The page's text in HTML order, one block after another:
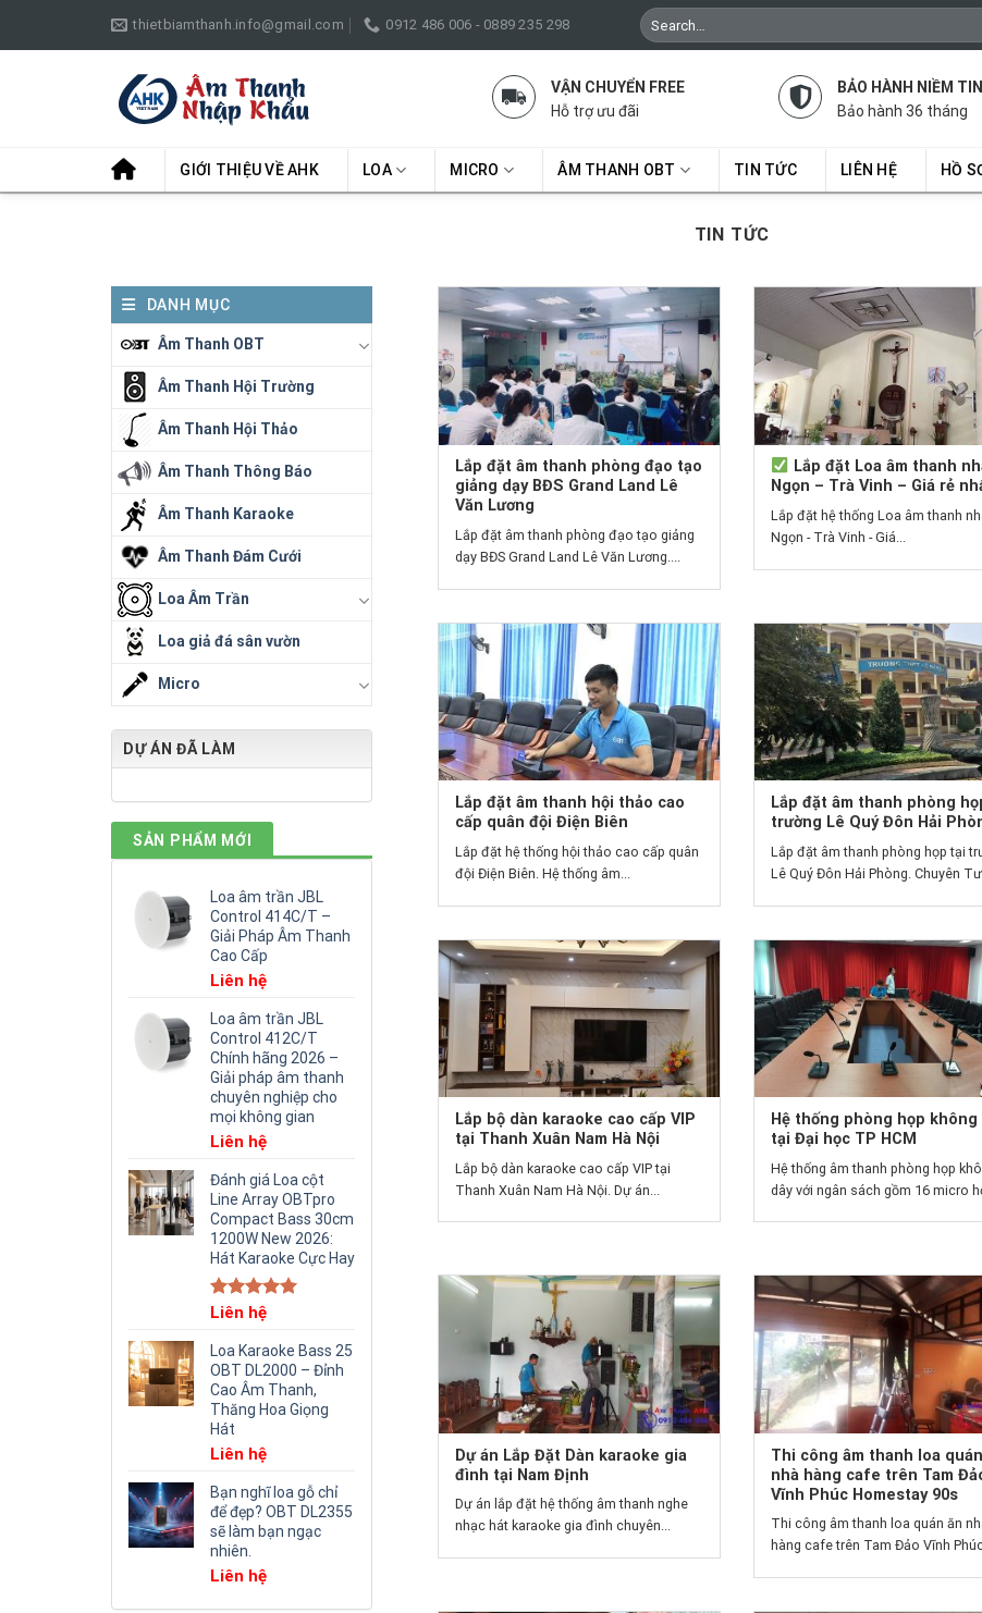
thietbiamthanh.info@gmail.com 0912 486 006 - 0889 235 298
Search
for:
VẬN CHUYỂN FREE
Hỗ trợ ưu đãi
BẢO HÀNH NIỀM TIN
Bảo hành 36 tháng
GIỚI THIỆU VỀ AHK LOA MICRO ÂM THANH OBT TIN TỨC LIÊN HỆ HỒ
TIN TỨC
DANH MỤC
Âm Thanh OBT
Âm Thanh Hội Trường
Âm Thanh Hội Thảo
Âm Thanh Thông Báo
Âm Thanh Karaoke
Âm Thanh Đám Cưới
Loa Âm Trần
Loa giả đá sân vườn
Micro
DỰ ÁN ĐÃ LÀM
SẢN PHẨM MỚI
Loa âm trần JBL
Control 414C/T –
Giải Pháp Âm Thanh
Cao Cấp
Liên hệ
Loa âm trần JBL
Control 412C/T
Chính hãng 2026 –
Giải pháp âm thanh
chuyên nghiệp cho
mọi không gian
Liên hệ
Đánh giá Loa cột
Line Array OBTpro
Compact Bass 30cm
1200W New 2026:
Hát Karaoke Cực Hay
Rated5.00
Liên hệ
Loa Karaoke Bass 25
OBT DL2000 – Đỉnh
Cao Âm Thanh,
Thăng Hoa Giọng
Hát
Liên hệ
Bạn nghĩ loa gỗ chỉ
để đẹp? OBT DL2355
sẽ làm bạn ngạc
nhiên.
Liên hệ
Lắp đặt âm thanh phòng đạo tạo
giảng dạy BĐS Grand Land Lê
Văn Lương
Lắp đặt âm thanh phòng đạo tạo giảng
dạy BĐS Grand Land Lê Văn Lương....
Lắp đặt Loa âm thanh
Ngọn – Trà Vinh – Giá rẻ
Lắp đặt hệ thống Loa âm thanh
Ngọn - Trà Vinh - Giá...
Lắp đặt âm thanh hội thảo cao
cấp quân đội Điện Biên
Lắp đặt hệ thống hội thảo cao cấp quân
đội Điện Biên. Hệ thống âm...
Lắp đặt âm thanh phòng
trường Lê Quý Đôn Hải
Lắp đặt âm thanh phòng họp tại
Lê Quý Đôn Hải Phòng. Chuyên
Lắp bộ dàn karaoke cao cấp VIP
tại Thanh Xuân Nam Hà Nội
Lắp bộ dàn karaoke cao cấp VIP tại
Thanh Xuân Nam Hà Nội. Dự án...
Hệ thống phòng họp không
tại Đại học TP HCM
Hệ thống âm thanh phòng họp
dây với ngân sách gồm 16 micro
Dự án Lắp Đặt Dàn karaoke gia
đình tại Nam Định
Dự án lắp đặt hệ thống âm thanh nghe
nhạc hát karaoke gia đình chuyên...
Thi công âm thanh loa
nhà hàng cafe trên Tam
Vĩnh Phúc Homestay 90s
Thi công âm thanh loa quán ăn
hàng cafe trên Tam Đảo Vĩnh